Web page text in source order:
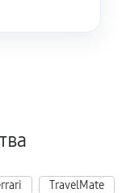
TravelMate